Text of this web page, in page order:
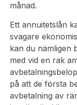
månad.
Ett annuitetslån
svagare
kan du nämligen
med vid en rak
på att de första
avbetalning av